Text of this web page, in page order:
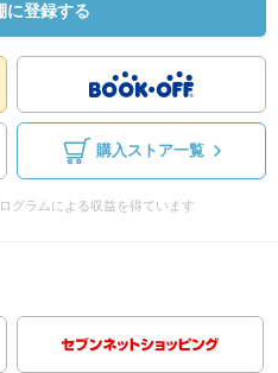
に登録する
購入ストア一覧
グラムによる収益を得ています